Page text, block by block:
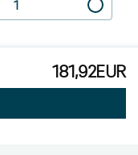
181,92EUR